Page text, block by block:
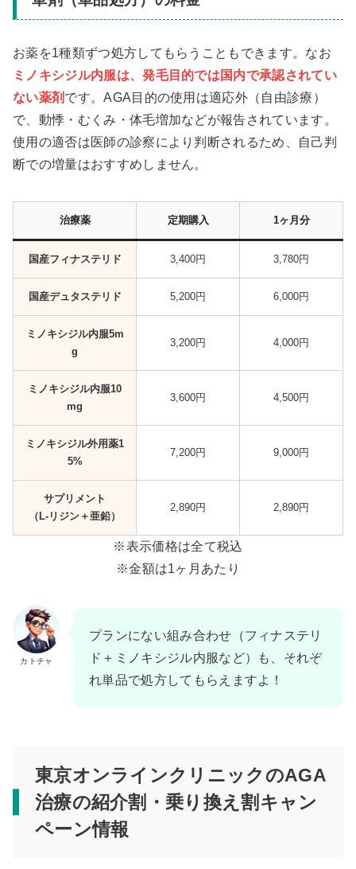
お薬を1種類ずつ処方してもらうこともできます。なお
ミノキシジル内服は、発毛目的では国内で承認されてい
ない薬剤 です。AGA目的の使用は適応外（自由診療）
で、動悸・むくみ・体毛増加などが報告されています。
使用の適否は医師の診察により判断されるため、自己判
断での増量はおすすめしません。
治療薬 定期購入 1ヶ月分
国産フィナステリド 3,400円 3,780円
国産デュタステリド 5,200円 6,000円
ミノキシジル内服5m
g
3,200円 4,000円
ミノキシジル内服10
mg
3,600円 4,500円
ミノキシジル外用薬1
5%
7,200円 9,000円
サプリメント
（L-リジン＋亜鉛）
2,890円 2,890円
※表示価格は全て税込
※金額は1ヶ月あたり
カトチャ
プランにない組み合わせ（フィナステリ
ド＋ミノキシジル内服など）も、それぞ
れ単品で処方してもらえますよ！
東京オンラインクリニックのAGA
治療の紹介割・乗り換え割キャン
ペーン情報